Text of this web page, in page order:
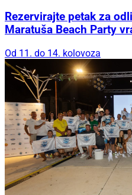
Rezervirajte petak za
Maratuša Beach Party
Od 11. do 14. kolovoza